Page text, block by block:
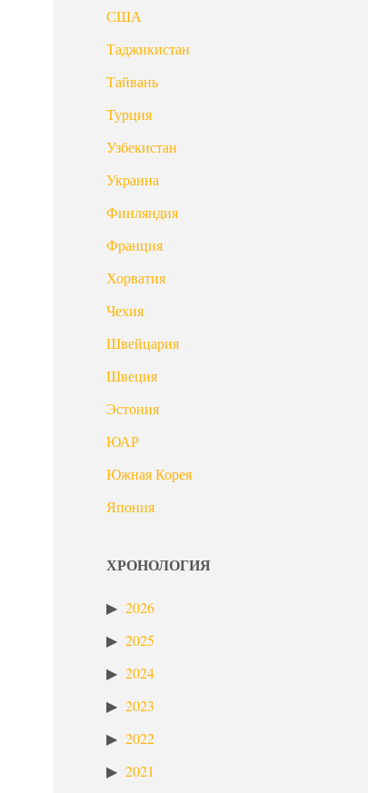
США
Таджикистан
Тайвань
Турция
Узбекистан
Украина
Финляндия
Франция
Хорватия
Чехия
Швейцария
Швеция
Эстония
ЮАР
Южная Корея
Япония
ХРОНОЛОГИЯ
2026
2025
2024
2023
2022
2021